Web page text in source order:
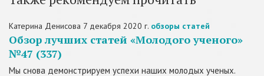
Катерина Денисова 7 декабря 2020 г. обзоры статей
​Обзор лучших статей «Молодого ученого»
№47 (337)
Мы снова демонстрируем успехи наших молодых ученых.